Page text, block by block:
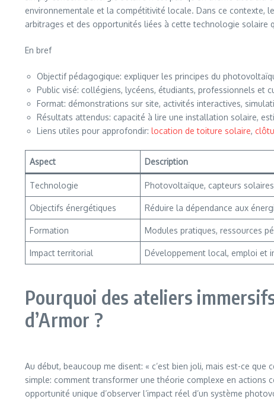
environnementale et la compétitivité locale. Dans ce contexte,
arbitrages et des opportunités liées à cette technologie solaire
En bref
Objectif pédagogique: expliquer les principes du
Public visé: collégiens, lycéens, étudiants, professionnels et
Format: démonstrations sur site, activités interactives,
Résultats attendus: capacité à lire une installation solaire,
Liens utiles pour approfondir: location de toiture solaire,
Aspect Description
Technologie Photovoltaïque, capteurs
Objectifs énergétiques Réduire la dépendance aux
Formation Modules pratiques, ressources
Impact territorial Développement local, emploi et
Pourquoi des ateliers
d’Armor ?
Au début, beaucoup me disent: « c’est bien joli, mais est-ce
simple: comment transformer une théorie complexe en actions
opportunité unique d’observer l’impact réel d’un système